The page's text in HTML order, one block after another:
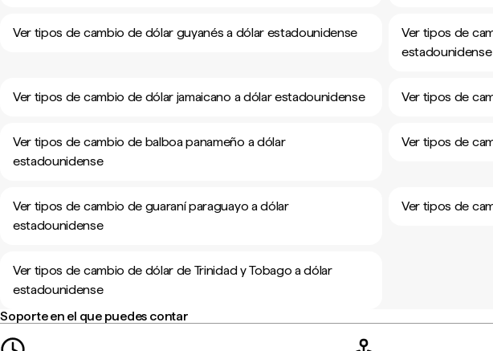
Ver tipos de cambio de dólar guyanés a dólar estadounidense
Ver tipos de
estadounidense
Ver tipos de cambio de dólar jamaicano a dólar estadounidense Ver tipos de
Ver tipos de cambio de balboa panameño a dólar
estadounidense
Ver tipos de
Ver tipos de cambio de guaraní paraguayo a dólar
estadounidense
Ver tipos de
Ver tipos de cambio de dólar de Trinidad y Tobago a dólar
estadounidense
Soporte en el que puedes contar